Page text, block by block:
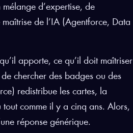
d’expertise, de
de l’IA (Agentforce, Data
apporte, ce qu’il doit maîtriser
chercher des badges ou des
redistribue les cartes, la
tout comme il y a cinq ans. Alors,
réponse générique.